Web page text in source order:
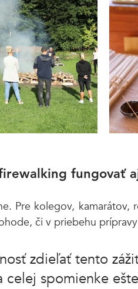
fungovať
Pre kolegov,
či v priebehu
zdieľať tento
celej spomienke